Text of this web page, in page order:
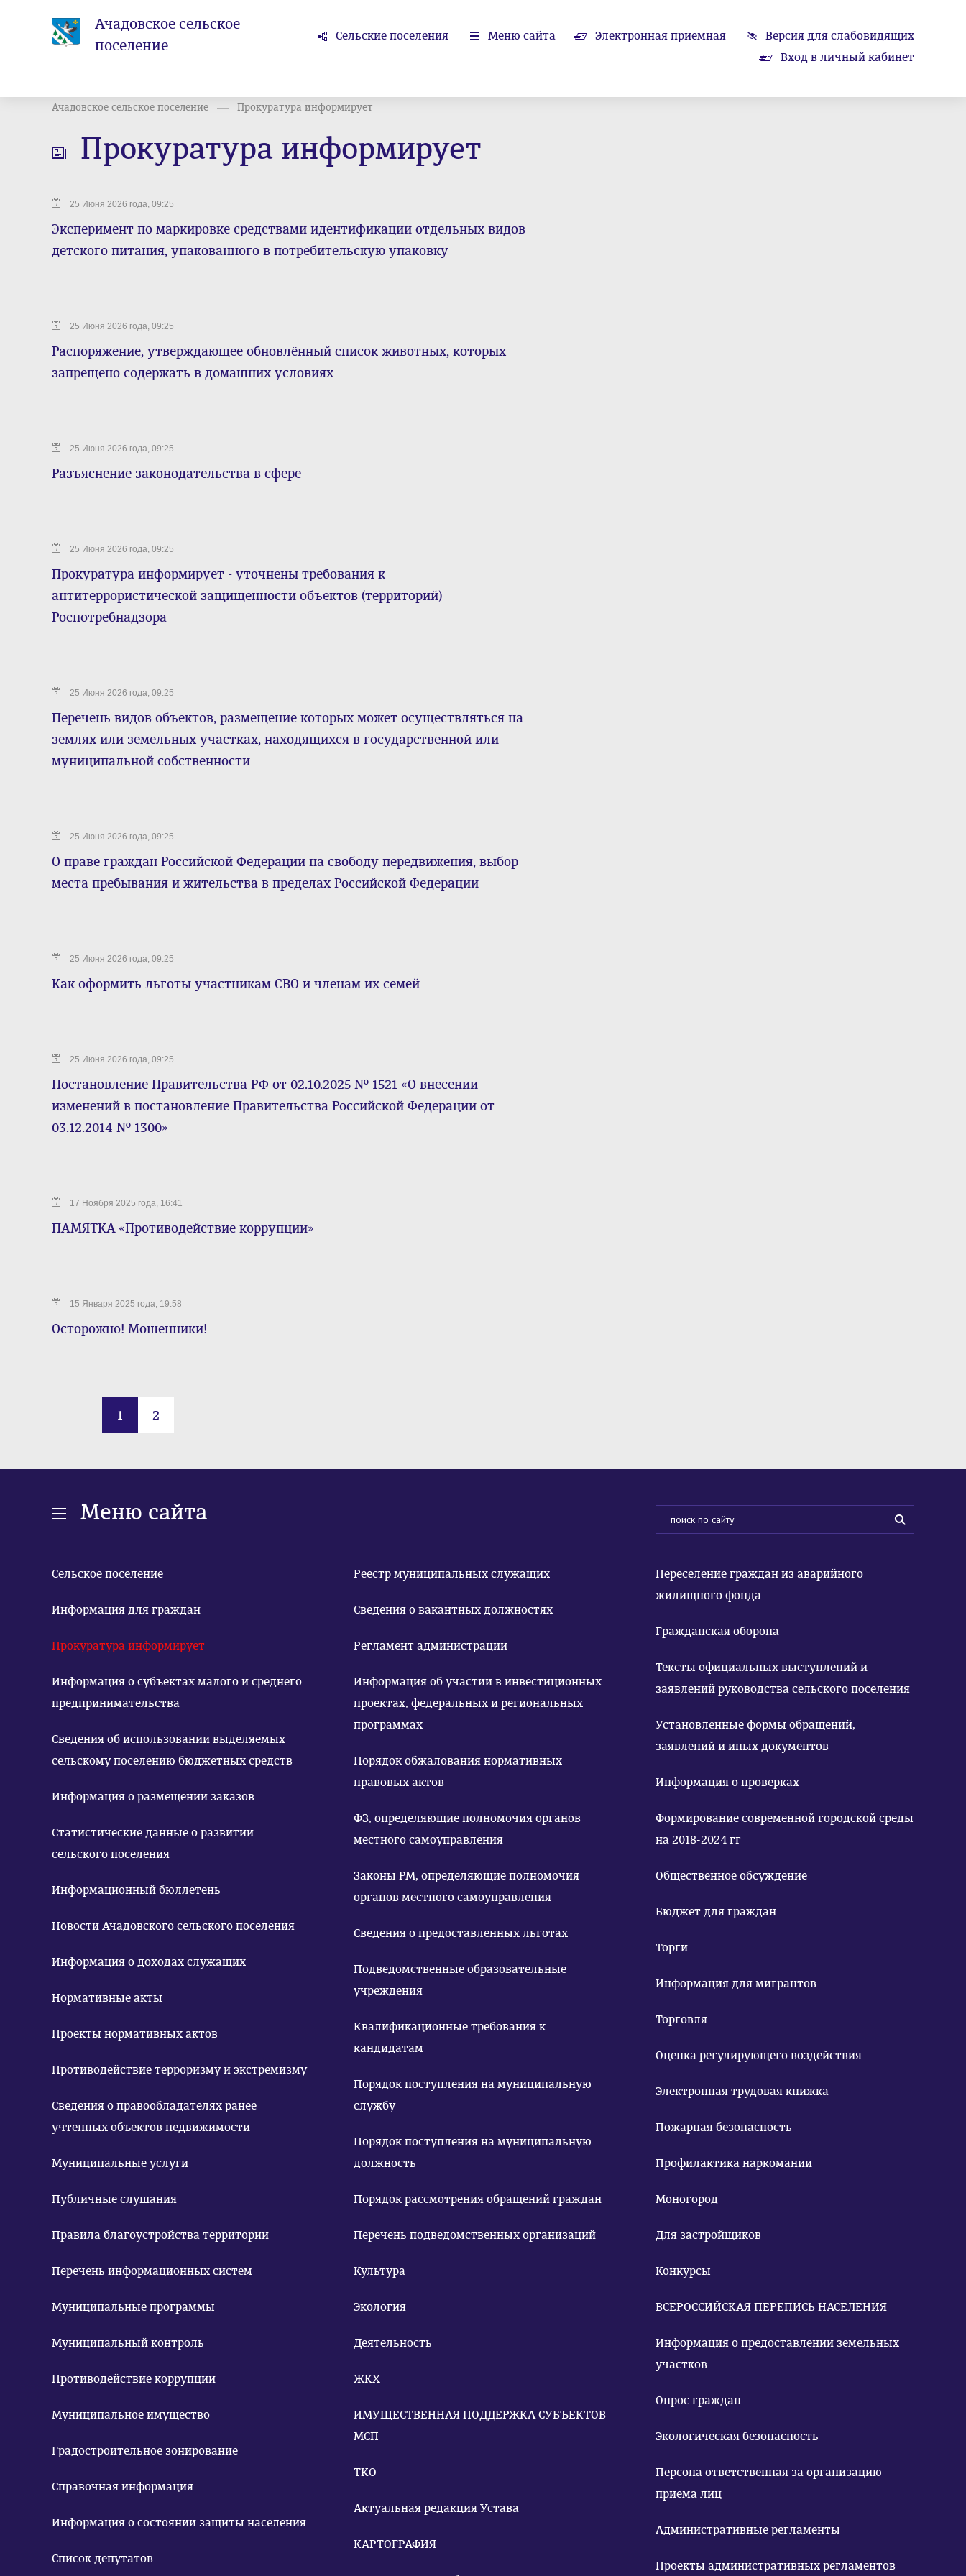
Ачадовское сельское
поселение
Сельские поселения Меню сайта Электронная приемная
Версия для слабовидящих
Вход в личный кабинет
Ачадовское сельское поселение Прокуратура информирует
Прокуратура информирует
25 Июня 2026 года, 09:25
Эксперимент по маркировке средствами идентификации отдельных видов
детского питания, упакованного в потребительскую упаковку
25 Июня 2026 года, 09:25
Распоряжение, утверждающее обновлённый список животных, которых
запрещено содержать в домашних условиях
25 Июня 2026 года, 09:25
Разъяснение законодательства в сфере
25 Июня 2026 года, 09:25
Прокуратура информирует - уточнены требования к
антитеррористической защищенности объектов (территорий)
Роспотребнадзора
25 Июня 2026 года, 09:25
Перечень видов объектов, размещение которых может осуществляться на
землях или земельных участках, находящихся в государственной или
муниципальной собственности
25 Июня 2026 года, 09:25
О праве граждан Российской Федерации на свободу передвижения, выбор
места пребывания и жительства в пределах Российской Федерации
25 Июня 2026 года, 09:25
Как оформить льготы участникам СВО и членам их семей
25 Июня 2026 года, 09:25
Постановление Правительства РФ от 02.10.2025 № 1521 «О внесении
изменений в постановление Правительства Российской Федерации от
03.12.2014 № 1300»
17 Ноября 2025 года, 16:41
ПАМЯТКА «Противодействие коррупции»
15 Января 2025 года, 19:58
Осторожно! Мошенники!
1 2
Меню сайта
Сельское поселение
Информация для граждан
Прокуратура информирует
Информация о субъектах малого и среднего
предпринимательства
Сведения об использовании выделяемых
сельскому поселению бюджетных средств
Информация о размещении заказов
Статистические данные о развитии
сельского поселения
Информационный бюллетень
Новости Ачадовского сельского поселения
Информация о доходах служащих
Нормативные акты
Проекты нормативных актов
Противодействие терроризму и экстремизму
Сведения о правообладателях ранее
учтенных объектов недвижимости
Муниципальные услуги
Публичные слушания
Правила благоустройства территории
Перечень информационных систем
Муниципальные программы
Муниципальный контроль
Противодействие коррупции
Муниципальное имущество
Градостроительное зонирование
Справочная информация
Информация о состоянии защиты населения
Список депутатов
Реестр муниципальных служащих
Сведения о вакантных должностях
Регламент администрации
Информация об участии в инвестиционных
проектах, федеральных и региональных
программах
Порядок обжалования нормативных
правовых актов
ФЗ, определяющие полномочия органов
местного самоуправления
Законы РМ, определяющие полномочия
органов местного самоуправления
Сведения о предоставленных льготах
Подведомственные образовательные
учреждения
Квалификационные требования к
кандидатам
Порядок поступления на муниципальную
службу
Порядок поступления на муниципальную
должность
Порядок рассмотрения обращений граждан
Перечень подведомственных организаций
Культура
Экология
Деятельность
ЖКХ
ИМУЩЕСТВЕННАЯ ПОДДЕРЖКА СУБЪЕКТОВ
МСП
ТКО
Актуальная редакция Устава
КАРТОГРАФИЯ
Переселение граждан из аварийного
жилищного фонда
Гражданская оборона
Тексты официальных выступлений и
заявлений руководства сельского поселения
Установленные формы обращений,
заявлений и иных документов
Информация о проверках
Формирование современной городской среды
на 2018-2024 гг
Общественное обсуждение
Бюджет для граждан
Торги
Информация для мигрантов
Торговля
Оценка регулирующего воздействия
Электронная трудовая книжка
Пожарная безопасность
Профилактика наркомании
Моногород
Для застройщиков
Конкурсы
ВСЕРОССИЙСКАЯ ПЕРЕПИСЬ НАСЕЛЕНИЯ
Информация о предоставлении земельных
участков
Опрос граждан
Экологическая безопасность
Персона ответственная за организацию
приема лиц
Административные регламенты
Проекты административных регламентов